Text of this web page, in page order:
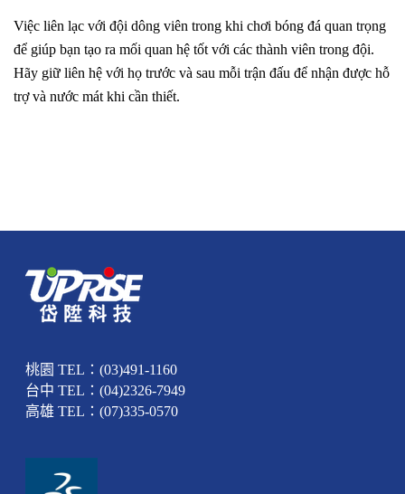
Việc liên lạc với đội dông viên trong khi chơi bóng đá quan trọng
để giúp bạn tạo ra mối quan hệ tốt với các thành viên trong đội.
Hãy giữ liên hệ với họ trước và sau mỗi trận đấu để nhận được hỗ
trợ và nước mát khi cần thiết.
桃園 TEL：(03)491-1160
台中 TEL：(04)2326-7949
高雄 TEL：(07)335-0570